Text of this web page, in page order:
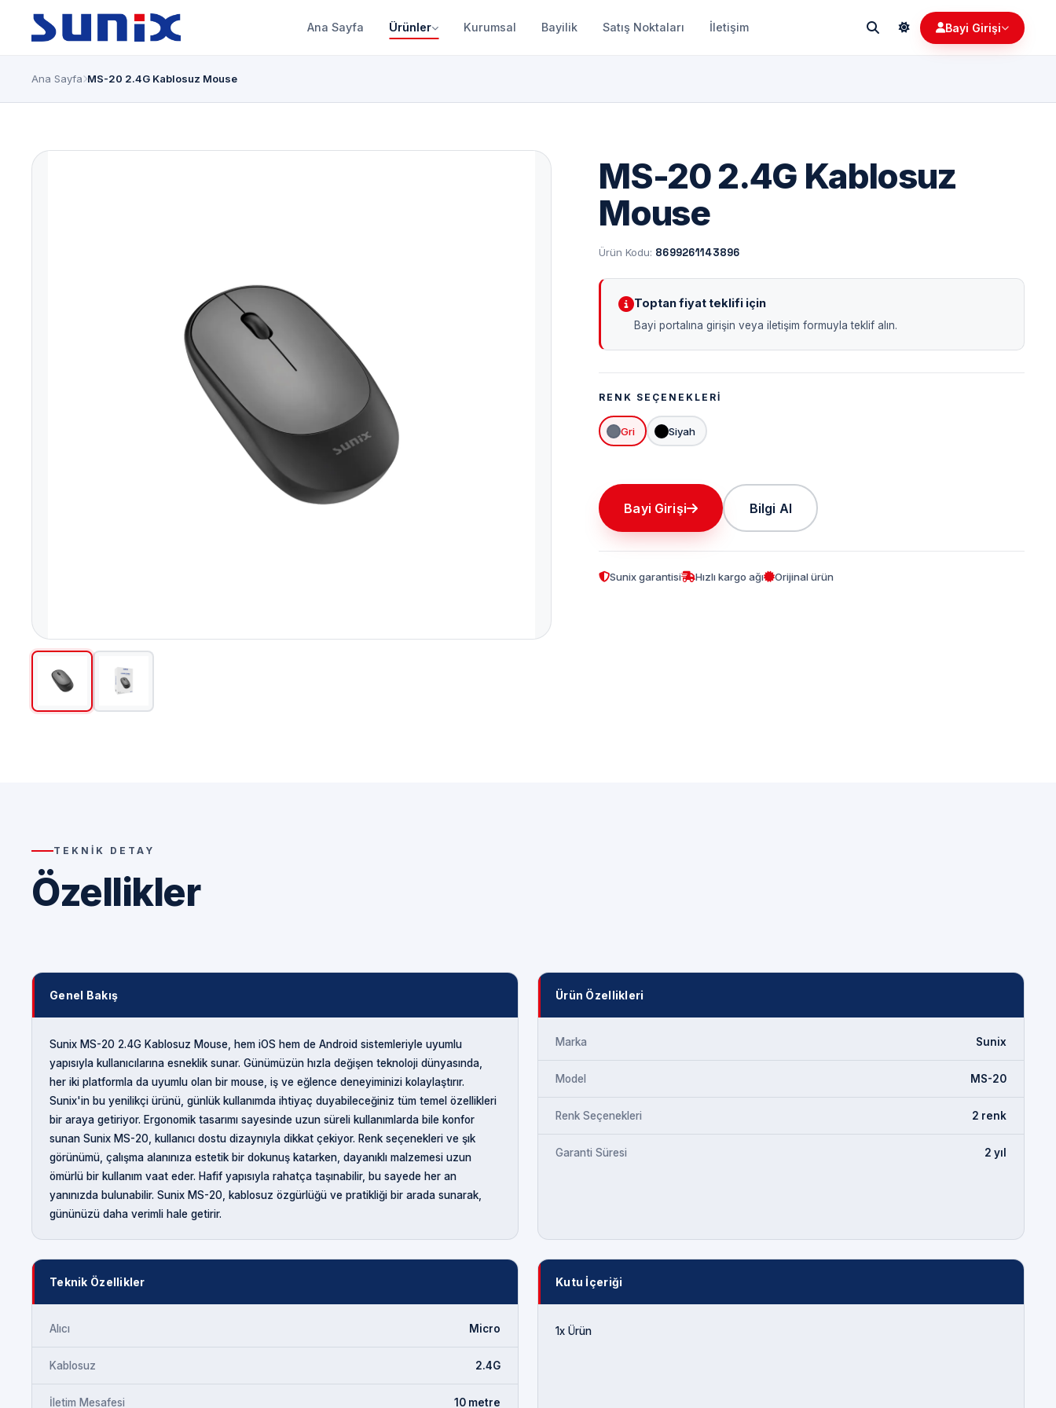
Ana Sayfa Ürünler Kurumsal Bayilik Satış Noktaları İletişim Bayi Girişi
Ana Sayfa MS-20 2.4G Kablosuz Mouse
MS-20 2.4G Kablosuz
Mouse
Ürün Kodu: 8699261143896
Toptan fiyat teklifi için
Bayi portalına girişin veya iletişim formuyla teklif alın.
RENK SEÇENEKLERI
Gri Siyah
Bayi Girişi Bilgi Al
Sunix garantisi Hızlı kargo ağı Orijinal ürün
TEKNIK DETAY
Özellikler
Genel Bakış
Sunix MS-20 2.4G Kablosuz Mouse, hem iOS hem de Android sistemleriyle uyumlu
yapısıyla kullanıcılarına esneklik sunar. Günümüzün hızla değişen teknoloji dünyasında,
her iki platformla da uyumlu olan bir mouse, iş ve eğlence deneyiminizi kolaylaştırır.
Sunix'in bu yenilikçi ürünü, günlük kullanımda ihtiyaç duyabileceğiniz tüm temel özellikleri
bir araya getiriyor. Ergonomik tasarımı sayesinde uzun süreli kullanımlarda bile konfor
sunan Sunix MS-20, kullanıcı dostu dizaynıyla dikkat çekiyor. Renk seçenekleri ve şık
görünümü, çalışma alanınıza estetik bir dokunuş katarken, dayanıklı malzemesi uzun
ömürlü bir kullanım vaat eder. Hafif yapısıyla rahatça taşınabilir, bu sayede her an
yanınızda bulunabilir. Sunix MS-20, kablosuz özgürlüğü ve pratikliği bir arada sunarak,
gününüzü daha verimli hale getirir.
Ürün Özellikleri
Marka Sunix
Model MS-20
Renk Seçenekleri 2 renk
Garanti Süresi 2 yıl
Teknik Özellikler
Alıcı Micro
Kablosuz 2.4G
İletim Mesafesi 10 metre
Kutu İçeriği
1x Ürün